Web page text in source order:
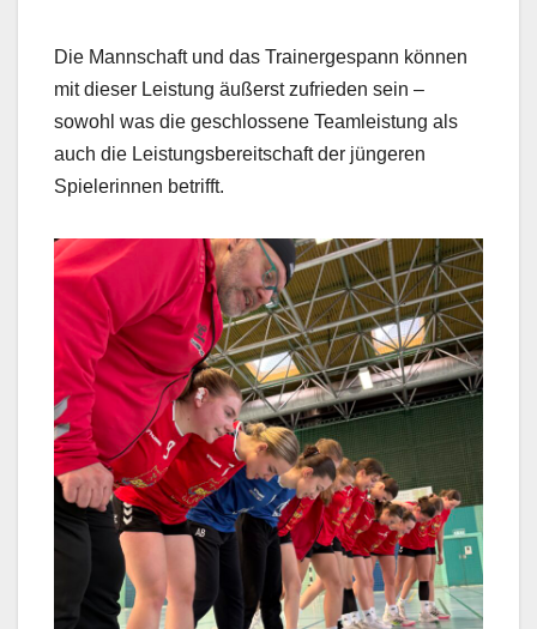
Die Mannschaft und das Trainergespann können
mit dieser Leistung äußerst zufrieden sein –
sowohl was die geschlossene Teamleistung als
auch die Leistungsbereitschaft der jüngeren
Spielerinnen betrifft.